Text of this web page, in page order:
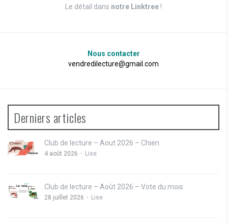
Le détail dans notre Linktree !
Nous contacter
vendredilecture@gmail.com
Derniers articles
Club de lecture – Aout 2026 – Chien
4 août 2026 Lise
Club de lecture – Août 2026 – Vote du mois
28 juillet 2026 Lise